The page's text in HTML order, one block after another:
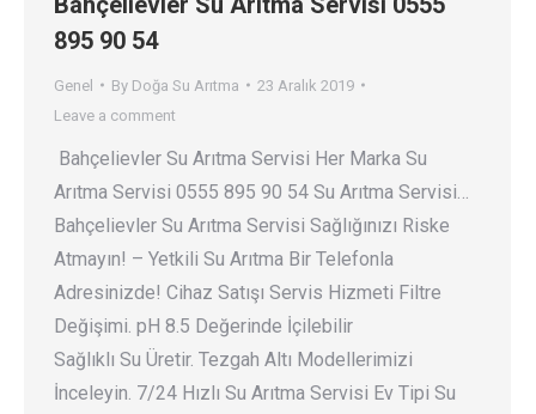
895 90 54
Genel By Doğa Su Arıtma
23 Aralık 2019
Leave a comment
Bahçelievler Su Arıtma Servisi Her Marka Su
Arıtma Servisi 0555 895 90 54 Su Arıtma Servisi…
Bahçelievler Su Arıtma Servisi Sağlığınızı Riske
Atmayın! – Yetkili Su Arıtma Bir Telefonla
Adresinizde! Cihaz Satışı Servis Hizmeti Filtre
Değişimi. pH 8.5 Değerinde İçilebilir
Sağlıklı Su Üretir. Tezgah Altı Modellerimizi
İnceleyin. 7/24 Hızlı Su Arıtma Servisi Ev Tipi Su